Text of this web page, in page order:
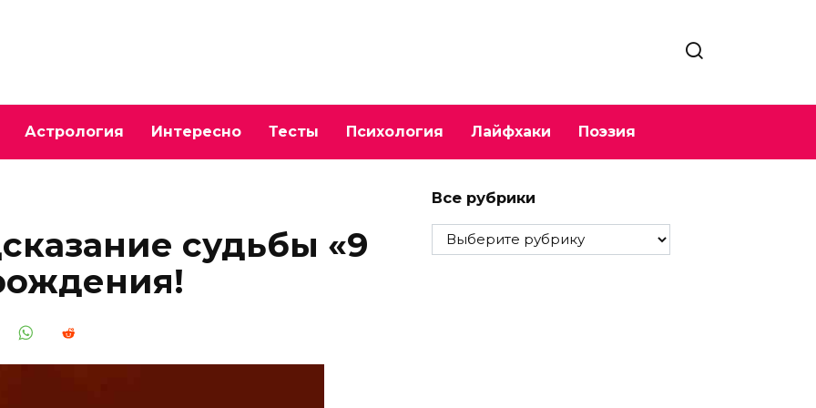
Астрология Интересно Тесты Психология Лайфхаки Поэзия
судьбы «9
Все рубрики
Все
рубрики